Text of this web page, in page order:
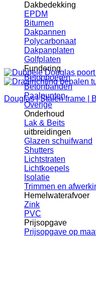
Dakbedekking
EPDM
Bitumen
Dakpannen
Polycarbonaat
Dakpanplaten
Golfplaten
Fundering
Betonpoeren
Betonbanden
Paalpunten
Overige
Onderhoud
Lak & Beits
uitbreidingen
Glazen schuifwand
Shutters
Lichtstraten
Lichtkoepels
Isolatie
Trimmen en
Hemelwaterafvoer
Zink
PVC
Prijsopgave
Prijsopgave op
Douglas | Stalen frame |